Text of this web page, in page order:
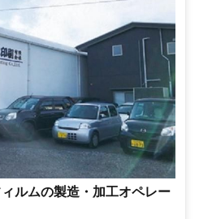
ルムの製造・加工オペレー